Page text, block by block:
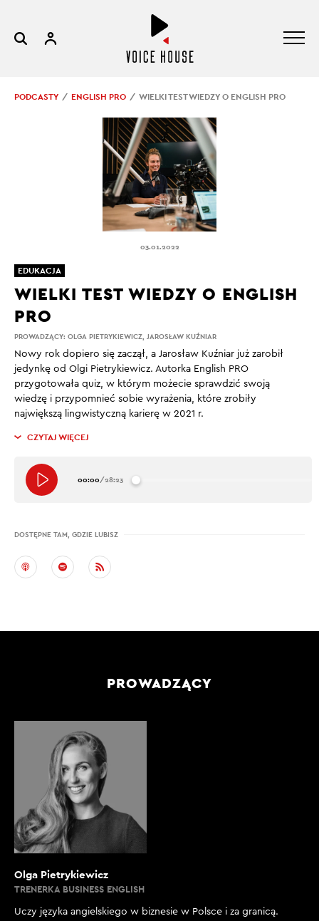
PODCASTY ENGLISH PRO WIELKI TEST WIEDZY O ENGLISH PRO
03.01.2022
PROWADZĄCY: OLGA PIETRYKIEWICZ, JAROSŁAW KUŹNIAR
WIELKI TEST WIEDZY O ENGLISH
PRO
Nowy rok dopiero się zaczął, a Jarosław Kuźniar już zarobił
jedynkę od Olgi Pietrykiewicz. Autorka English PRO
przygotowała quiz, w którym możecie sprawdzić swoją
wiedzę i przypomnieć sobie wyrażenia, które zrobiły
największą lingwistyczną karierę w 2021 r.
CZYTAJ WIĘCEJ
00:00/28:23
DOSTĘPNE TAM, GDZIE LUBISZ
EDUKACJA
PROWADZĄCY
Olga Pietrykiewicz
TRENERKA BUSINESS ENGLISH
Uczy języka angielskiego w biznesie w Polsce i za granicą.